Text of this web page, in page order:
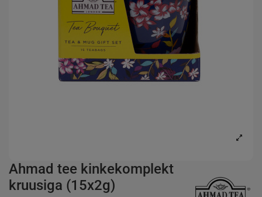
Ahmad tee kinkekomplekt
kruusiga (15x2g)